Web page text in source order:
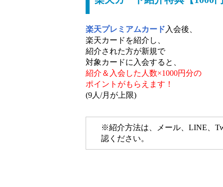
楽天プレミアムカード 入会後、
楽天カードを紹介し、
紹介された方が新規で
対象カードに入会すると、
紹介＆入会した人数×1000円分の
ポイントがもらえます！
(9人/月が上限)
※紹介方法は、メール、LINE、
認ください。